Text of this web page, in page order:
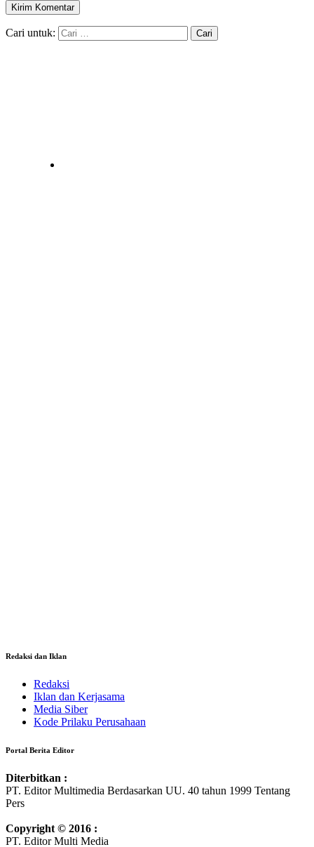
Cari untuk:
Redaksi dan Iklan
Redaksi
Iklan dan Kerjasama
Media Siber
Kode Prilaku Perusahaan
Portal Berita Editor
Diterbitkan :
PT. Editor Multimedia Berdasarkan UU. 40 tahun 1999 Tentang
Pers
Copyright © 2016 :
PT. Editor Multi Media